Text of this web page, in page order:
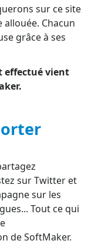
sur ce site
Chacun
grâce à ses
effectué vient
sur Twitter et
sur les
Tout ce qui
de SoftMaker.